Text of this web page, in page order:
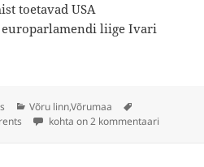
toetavad USA
europarlamendi liige Ivari
Eesti kodanikuajakirjanduse
Rubriigid
Võru linn,Võrumaa
Kutse Eesti
kohta on 2 kommentaari